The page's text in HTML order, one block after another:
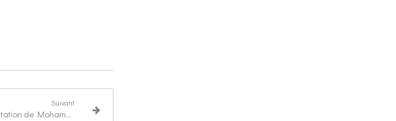
Suivant
Question 438 - Arrestation de Mohamed Amra et conditions de détention des condamnés pour narcotrafic